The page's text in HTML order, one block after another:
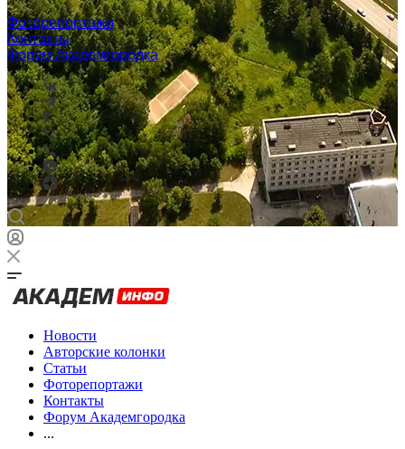
Фоторепортажи
Контакты
Форум Академгородка
Новости
Авторские колонки
Статьи
Фоторепортажи
Контакты
Форум Академгородка
...